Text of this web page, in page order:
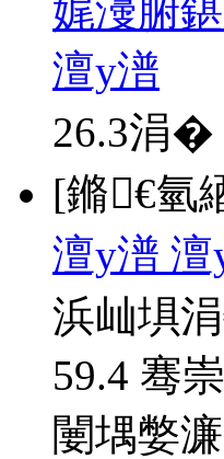
娓濅腑
澶у潽
26.3涓�
[鏅€氫
澶у潽
浜屾埧
59.4 骞
闄堣嫳